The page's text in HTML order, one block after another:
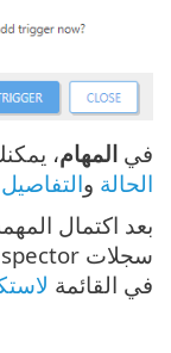
في المهام،
الحالة والتفاصيل
بعد اكتمال
في القائمة